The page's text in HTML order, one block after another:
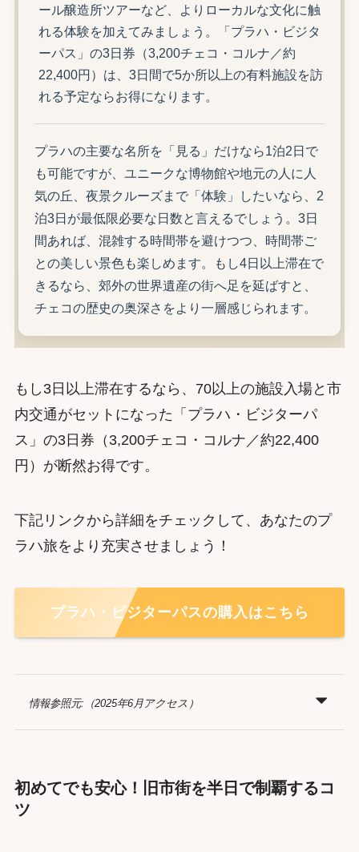
ール醸造所ツアーなど、よりローカルな文化に触
れる体験を加えてみましょう。「プラハ・ビジタ
ーパス」の3日券（3,200チェコ・コルナ／約
22,400円）は、3日間で5か所以上の有料施設を訪
れる予定ならお得になります。
プラハの主要な名所を「見る」だけなら1泊2日で
も可能ですが、ユニークな博物館や地元の人に人
気の丘、夜景クルーズまで「体験」したいなら、2
泊3日が最低限必要な日数と言えるでしょう。3日
間あれば、混雑する時間帯を避けつつ、時間帯ご
との美しい景色も楽しめます。もし4日以上滞在で
きるなら、郊外の世界遺産の街へ足を延ばすと、
チェコの歴史の奥深さをより一層感じられます。
もし3日以上滞在するなら、70以上の施設入場と市
内交通がセットになった「プラハ・ビジターパ
ス」の3日券（3,200チェコ・コルナ／約22,400
円）が断然お得です。
下記リンクから詳細をチェックして、あなたのプ
ラハ旅をより充実させましょう！
プラハ・ビジターパスの購入はこちら
情報参照元:（2025年6月アクセス）
初めてでも安心！旧市街を半日で制覇するコ
ツ